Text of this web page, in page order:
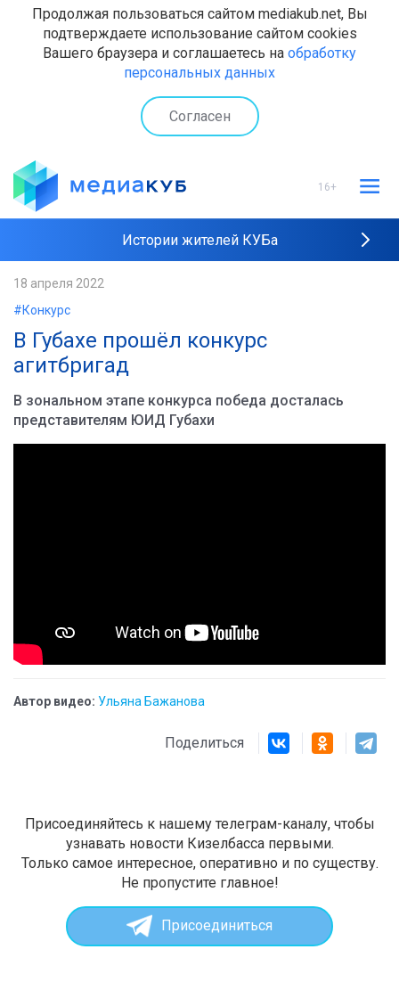
Продолжая пользоваться сайтом mediakub.net, Вы
подтверждаете использование сайтом cookies
Вашего браузера и соглашаетесь на обработку
персональных данных
Согласен
16+
Истории жителей КУБа
18 апреля 2022
#Конкурс
В Губахе прошёл конкурс
агитбригад
В зональном этапе конкурса победа досталась
представителям ЮИД Губахи
Автор видео: Ульяна Бажанова
Поделиться
Присоединяйтесь к нашему телеграм-каналу, чтобы
узнавать новости Кизелбасса первыми.
Только самое интересное, оперативно и по существу.
Не пропустите главное!
Присоединиться